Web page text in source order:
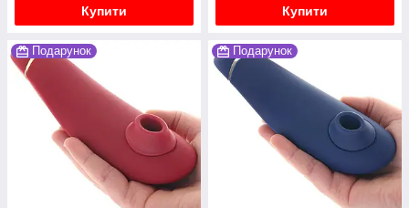
Купити Купити
Подарунок Подарунок